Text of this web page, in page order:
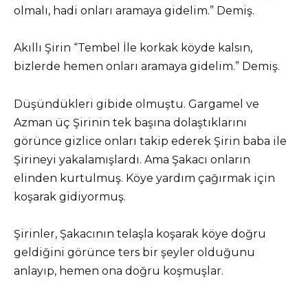
olmalı, hadi onları aramaya gidelim.” Demiş.
Akıllı Şirin “Tembel İle korkak köyde kalsın,
bizlerde hemen onları aramaya gidelim.” Demiş.
Düşündükleri gibide olmuştu. Gargamel ve
Azman üç Şirinin tek başına dolaştıklarını
görünce gizlice onları takip ederek Şirin baba ile
Şirineyi yakalamışlardı. Ama Şakacı onların
elinden kurtulmuş. Köye yardım çağırmak için
koşarak gidiyormuş.
Şirinler, Şakacının telaşla koşarak köye doğru
geldiğini görünce ters bir şeyler olduğunu
anlayıp, hemen ona doğru koşmuşlar.